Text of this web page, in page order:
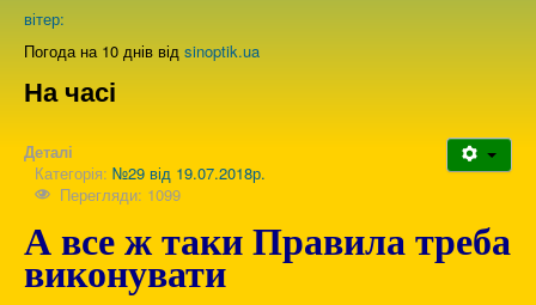
Про нас
вітер:
Погода на 10 днів від sinoptik.ua
На часі
Деталі
Категорія: №29 від 19.07.2018р.
Перегляди: 1099
А все ж таки Правила треба
виконувати